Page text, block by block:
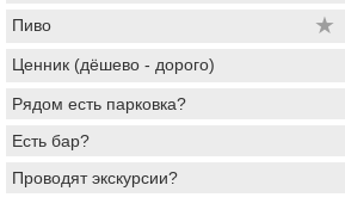
Пиво ★
Ценник (дёшево - дорого)
Рядом есть парковка?
Есть бар?
Проводят экскурсии?